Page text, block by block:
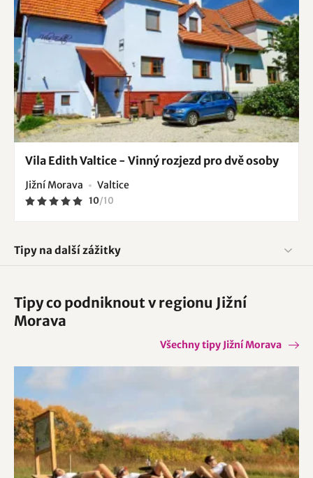
Vila Edith Valtice - Vinný rozjezd pro dvě osoby
Jižní Morava Valtice
10/10
Tipy na další zážitky
Tipy co podniknout v regionu Jižní
Morava
Všechny tipy Jižní Morava